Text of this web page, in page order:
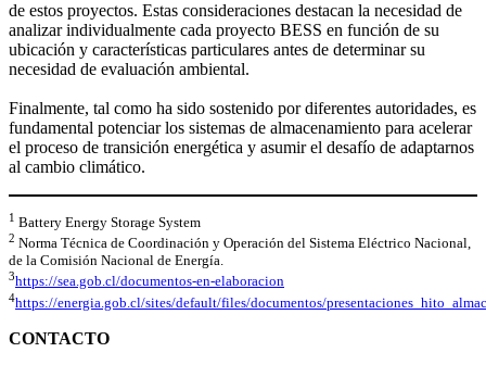
de estos proyectos. Estas consideraciones destacan la necesidad de
analizar individualmente cada proyecto BESS en función de su
ubicación y características particulares antes de determinar su
necesidad de evaluación ambiental.
Finalmente, tal como ha sido sostenido por diferentes autoridades, es
fundamental potenciar los sistemas de almacenamiento para acelerar
el proceso de transición energética y asumir el desafío de adaptarnos
al cambio climático.
1 Battery Energy Storage System
2 Norma Técnica de Coordinación y Operación del Sistema Eléctrico Nacional,
de la Comisión Nacional de Energía.
3https://sea.gob.cl/documentos-en-elaboracion
4https://energia.gob.cl/sites/default/files/documentos/
CONTACTO